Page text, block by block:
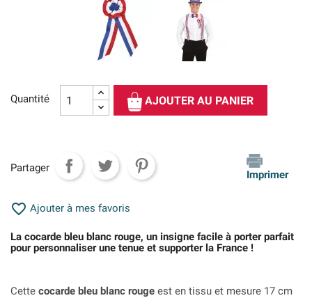
Quantité AJOUTER AU PANIER
Partager
Imprimer
 Ajouter à mes favoris
La cocarde bleu blanc rouge, un insigne facile à porter parfait
pour personnaliser une tenue et supporter la France !
Cette cocarde bleu blanc rouge est en tissu et mesure 17 cm